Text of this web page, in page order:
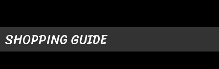
SHOPPING GUIDE